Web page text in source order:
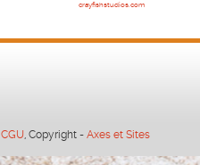
crayfishstudios.com
CGU, Copyright - Axes et Sites